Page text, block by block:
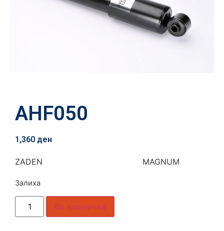
AHF050
1,360 ден
ZADEN MAGNUM
Залиха
Во кошничка